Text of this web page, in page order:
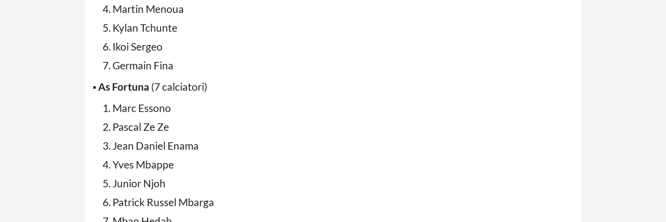
Martin Menoua
Kylan Tchunte
Ikoi Sergeo
Germain Fina
▪️As Fortuna (7 calciatori)
Marc Essono
Pascal Ze Ze
Jean Daniel Enama
Yves Mbappe
Junior Njoh
Patrick Russel Mbarga